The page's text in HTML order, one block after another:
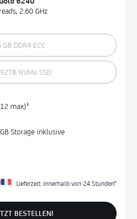
2.60 GHz
GB DDR4 ECC
NVMe SSD
12 max)¹
Storage inklusive
Lieferzeit: innerhalb von 24 Stunden*
BESTELLEN!